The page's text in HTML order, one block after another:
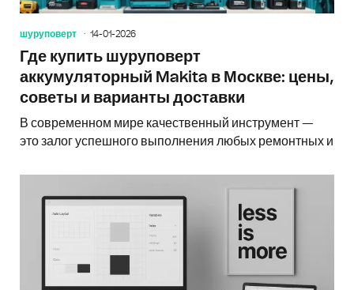
шуруповерт 14-01-2026
Где купить шуруповерт
аккумуляторный Makita в Москве: цены,
советы и варианты доставки
В современном мире качественный инструмент —
это залог успешного выполнения любых ремонтных и